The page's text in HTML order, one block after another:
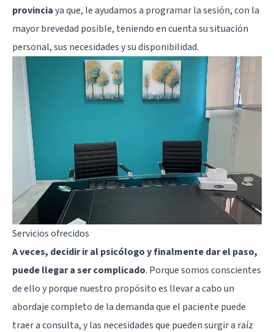
provinciaya que, le ayudamos a programar la sesión, con la
mayor brevedad posible, teniendo en cuenta su situación
personal, sus necesidades y su disponibilidad.
Servicios ofrecidos
A veces, decidir ir al psicólogo y finalmente dar el paso,
puede llegar a ser complicado. Porque somos conscientes
de ello y porque nuestro propósito es llevar a cabo un
abordaje completo de la demanda que el paciente puede
traer a consulta, y las necesidades que pueden surgir a raíz